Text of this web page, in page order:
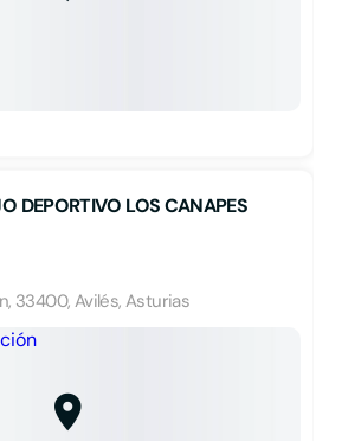
DEPORTIVO LOS CANAPES
33400, Avilés, Asturias